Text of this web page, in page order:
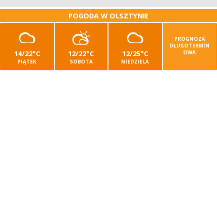
POGODA W OLSZTYNIE
14/22°C
PIĄTEK
12/22°C
SOBOTA
12/25°C
NIEDZIELA
PROGNOZA
DŁUGOTERMIN
OWA